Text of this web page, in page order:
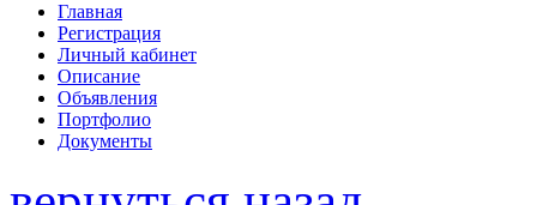
Главная
Регистрация
Личный кабинет
Описание
Объявления
Портфолио
Документы